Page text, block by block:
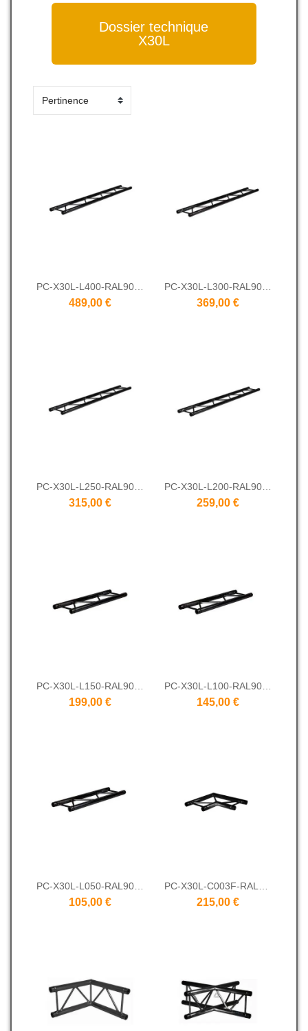
Dossier technique
X30L
PC-X30L-L400-RAL9005
489,00 € 369,00 €
PC-X30L-L250-RAL9005
315,00 € 259,00 €
PC-X30L-L150-RAL9005
199,00 €
PC-X30L-L100-RAL9005
145,00 €
PC-X30L-L050-RAL9005
105,00 € 215,00 €